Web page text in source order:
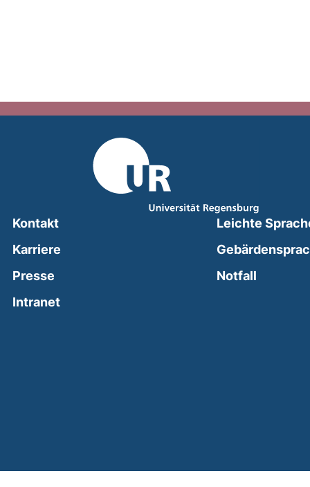
Kontakt
Karriere
Presse
Intranet(external link, opens in a new window)
Leichte
Notfall